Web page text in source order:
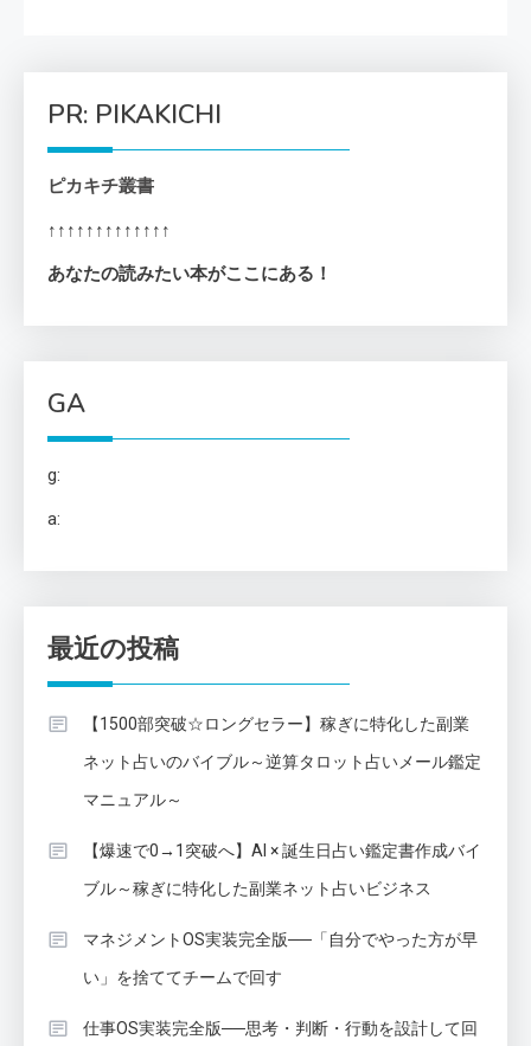
PR: PIKAKICHI
ピカキチ叢書
↑↑↑↑↑↑↑↑↑↑↑↑↑
あなたの読みたい本がここにある！
GA
g:
a:
最近の投稿
【1500部突破☆ロングセラー】稼ぎに特化した副業
ネット占いのバイブル～逆算タロット占いメール鑑定
マニュアル～
【爆速で0→1突破へ】AI × 誕生日占い鑑定書作成バイ
ブル～稼ぎに特化した副業ネット占いビジネス
マネジメントOS実装完全版──「自分でやった方が早
い」を捨ててチームで回す
仕事OS実装完全版──思考・判断・行動を設計して回